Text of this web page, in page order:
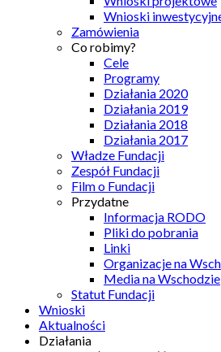
Wnioski
Zamówienia
Co robimy?
Cele
Programy
Działania 2020
Działania 2019
Działania 2018
Działania 2017
Władze Fundacji
Zespół Fundacji
Film o Fundacji
Przydatne
Informacja RODO
Pliki do pobrania
Linki
Organizacje na
Media na Wschodzie
Statut Fundacji
Wnioski
Aktualności
Działania